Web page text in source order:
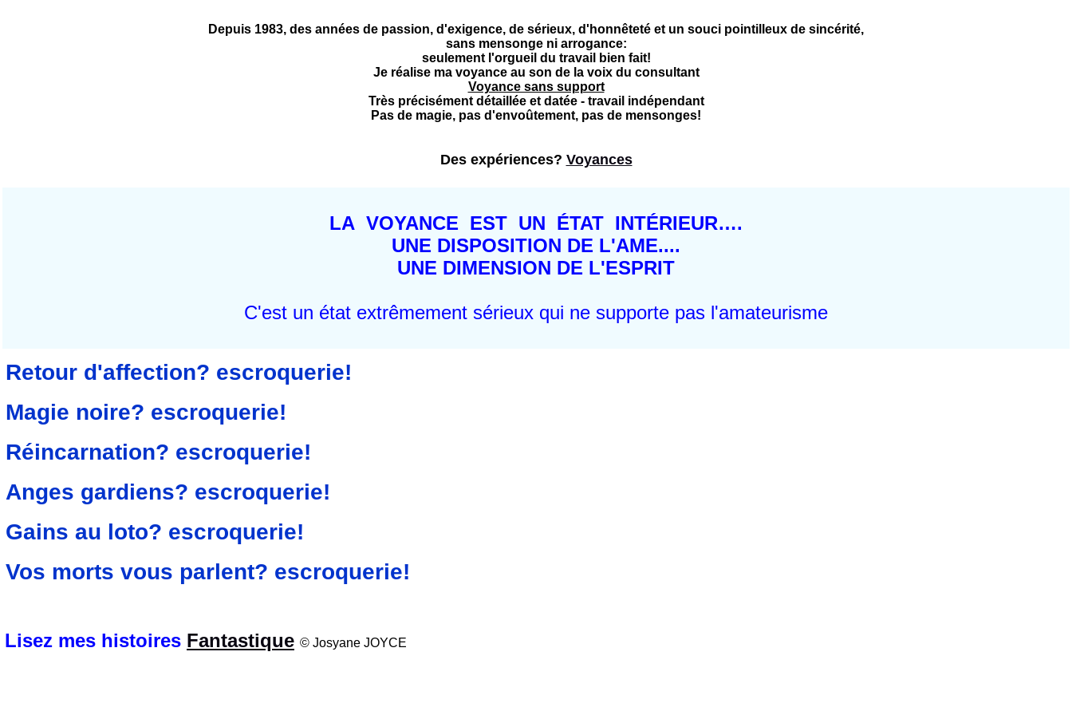
Depuis 1983, des années de passion, d'exigence, de sérieux, d'honnêteté et un souci pointilleux de sincérité,
sans mensonge ni arrogance:
seulement l'orgueil du travail bien fait!
Je réalise ma voyance au son de la voix du consultant
Voyance sans support
Très précisément détaillée et datée - travail indépendant
Pas de magie, pas d'envoûtement, pas de mensonges!
Des expériences? Voyances
LA VOYANCE EST UN ÉTAT INTÉRIEUR….
UNE DISPOSITION DE L'AME....
UNE DIMENSION DE L'ESPRIT
C'est un état extrêmement sérieux qui ne supporte pas l'amateurisme
Retour d'affection? escroquerie!
Magie noire? escroquerie!
Réincarnation? escroquerie!
Anges gardiens? escroquerie!
Gains au loto? escroquerie!
Vos morts vous parlent? escroquerie!
Lisez mes histoires Fantastique © Josyane JOYCE